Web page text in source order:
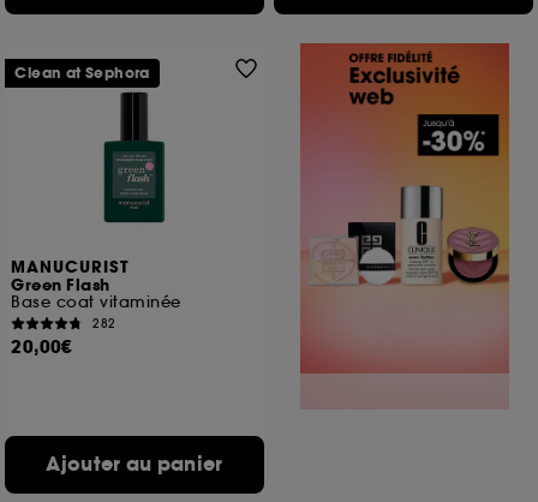
MANUCURIST
Green Flash
Base coat vitaminée
282
20,00€
Ajouter au panier
Clean at Sephora